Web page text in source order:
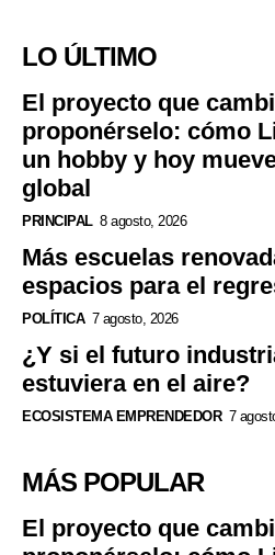
LO ÚLTIMO
El proyecto que
proponérselo: cómo
un hobby y hoy
global
PRINCIPAL 8 agosto, 2026
Más escuelas
espacios para el
POLÍTICA 7 agosto, 2026
¿Y si el futuro
estuviera en el aire?
ECOSISTEMA EMPRENDEDOR 7
MÁS POPULAR
El proyecto que